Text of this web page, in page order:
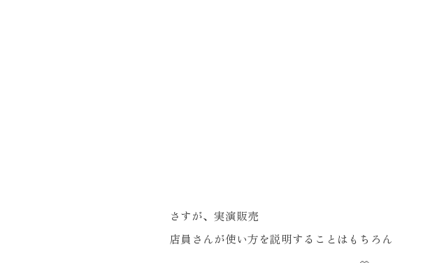
さすが、実演販売
店員さんが使い方を説明することはもちろん